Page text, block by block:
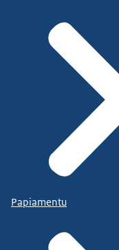
Papiamentu